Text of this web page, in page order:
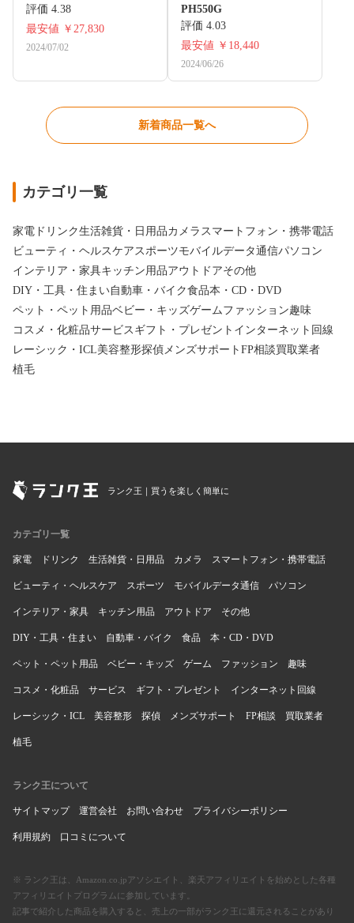
評価 4.38
最安値 ￥27,830
2024/07/02
PH550G
評価 4.03
最安値 ￥18,440
2024/06/26
新着商品一覧へ
カテゴリ一覧
家電 ドリンク生活雑貨・日用品カメラ スマートフォン・携帯電話
ビューティ・ヘルスケアスポーツモバイルデータ通信パソコン
インテリア・家具キッチン用品アウトドアその他
DIY・工具・住まい自動車・バイク食品本・CD・DVD
ペット・ペット用品ベビー・キッズゲームファッション趣味
コスメ・化粧品サービス ギフト・プレゼント インターネット回線
レーシック・ICL美容整形探偵メンズサポート FP相談買取業者
植毛
ランク王｜買うを楽しく簡単に
カテゴリ一覧
家電 ドリンク 生活雑貨・日用品 カメラ スマートフォン・携帯電話
ビューティ・ヘルスケア スポーツ モバイルデータ通信 パソコン
インテリア・家具 キッチン用品 アウトドア その他
DIY・工具・住まい 自動車・バイク 食品 本・CD・DVD
ペット・ペット用品 ベビー・キッズ ゲーム ファッション 趣味
コスメ・化粧品 サービス ギフト・プレゼント インターネット回線
レーシック・ICL 美容整形 探偵 メンズサポート FP相談 買取業者
植毛
ランク王について
サイトマップ 運営会社 お問い合わせ プライバシーポリシー
利用規約 口コミについて
※ ランク王は、Amazon.co.jpアソシエイト、楽天アフィリエイトを始めとした各種
アフィリエイトプログラムに参加しています。
記事で紹介した商品を購入すると、売上の一部がランク王に還元されることがあり